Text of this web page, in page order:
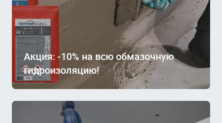
Акция: -10% на всю обмазочную
гидроизоляцию!